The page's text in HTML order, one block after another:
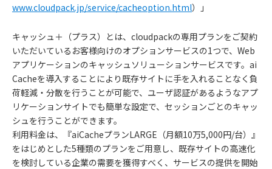
www.cloudpack.jp/service/cacheoption.html）」
キャッシュ＋（プラス）とは、cloudpackの専用プランをご契約
いただいているお客様向けのオプションサービスの1つで、Web
アプリケーションのキャッシュソリューションサービスです。ai
Cacheを導入することにより既存サイトに手を入れることなく負
荷軽減・分散を行うことが可能で、ユーザ認証があるようなアプ
リケーションサイトでも簡単な設定で、セッションごとのキャッ
シュを行うことができます。
利用料金は、『aiCacheプランLARGE（月額10万5,000円/台）』
をはじめとした5種類のプランをご用意し、既存サイトの高速化
を検討している企業の需要を獲得すべく、サービスの提供を開始